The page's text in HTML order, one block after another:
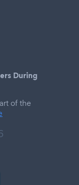
During
of the